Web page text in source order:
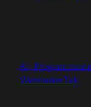
AI,
WebmasterTalk